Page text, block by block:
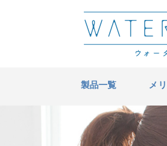
製品一覧 メ
ウォー